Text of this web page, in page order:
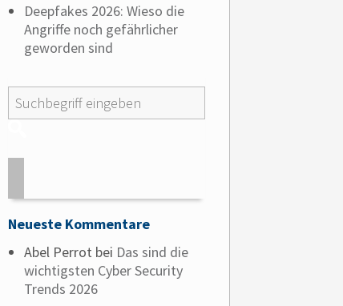
Deepfakes 2026: Wieso die
Angriffe noch gefährlicher
geworden sind
Neueste Kommentare
Abel Perrot bei Das sind die
wichtigsten Cyber Security
Trends 2026